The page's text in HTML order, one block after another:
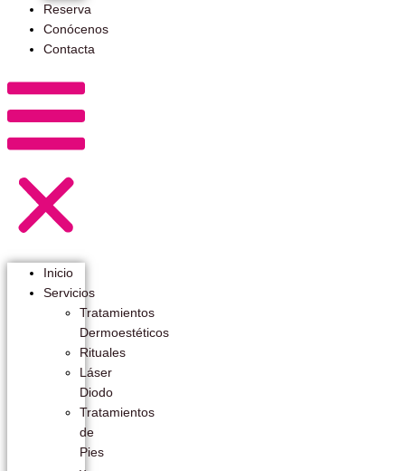
Reserva
Conócenos
Contacta
Inicio
Servicios
Tratamientos
Dermoestéticos
Rituales
Láser
Diodo
Tratamientos
de
Pies